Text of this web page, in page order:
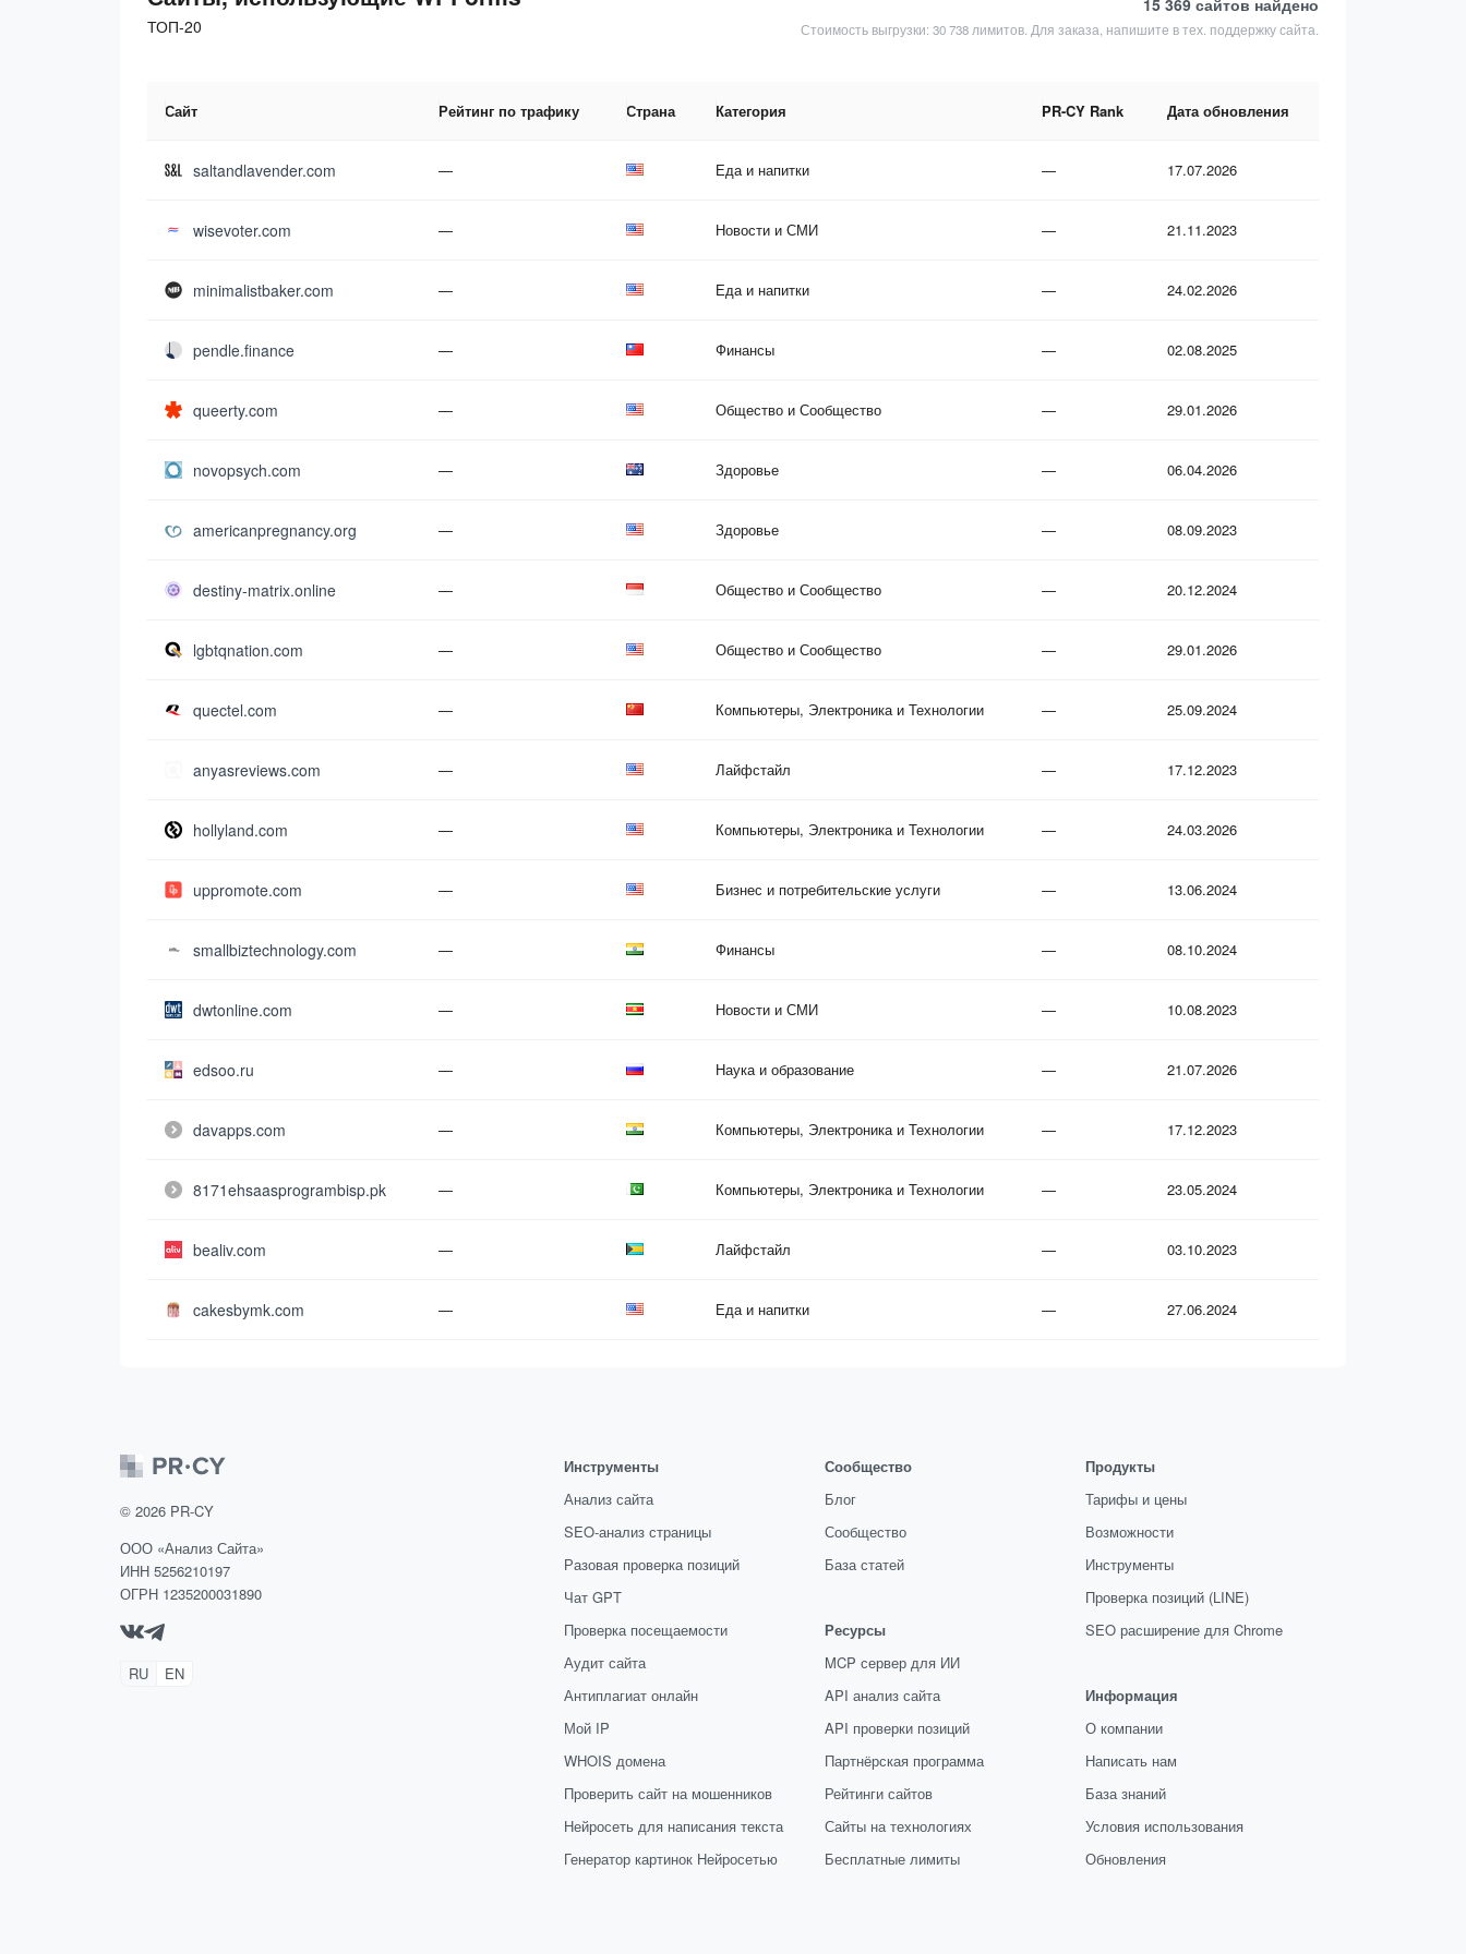
ТОП-20
15 369 сайтов найдено
Стоимость выгрузки: 30 738 лимитов. Для заказа, напишите в тех. поддержку сайта.
Сайт Рейтинг по трафику Страна Категория PR-CY Rank Дата обновления
saltandlavender.com — Еда и напитки — 17.07.2026
wisevoter.com — Новости и СМИ — 21.11.2023
minimalistbaker.com — Еда и напитки — 24.02.2026
pendle.finance — Финансы — 02.08.2025
queerty.com — Общество и Сообщество — 29.01.2026
novopsych.com — Здоровье — 06.04.2026
americanpregnancy.org — Здоровье — 08.09.2023
destiny-matrix.online — Общество и Сообщество — 20.12.2024
lgbtqnation.com — Общество и Сообщество — 29.01.2026
quectel.com — Компьютеры, Электроника и Технологии — 25.09.2024
anyasreviews.com — Лайфстайл — 17.12.2023
hollyland.com — Компьютеры, Электроника и Технологии — 24.03.2026
uppromote.com — Бизнес и потребительские услуги — 13.06.2024
smallbiztechnology.com — Финансы — 08.10.2024
dwtonline.com — Новости и СМИ — 10.08.2023
edsoo.ru — Наука и образование — 21.07.2026
davapps.com — Компьютеры, Электроника и Технологии — 17.12.2023
8171ehsaasprogrambisp.pk — Компьютеры, Электроника и Технологии — 23.05.2024
bealiv.com — Лайфстайл — 03.10.2023
cakesbymk.com — Еда и напитки — 27.06.2024
© 2026 PR-CY
ООО «Анализ Сайта»
ИНН 5256210197
ОГРН 1235200031890
RU EN
Инструменты
Анализ сайта
SEO-анализ страницы
Разовая проверка позиций
Чат GPT
Проверка посещаемости
Аудит сайта
Антиплагиат онлайн
Мой IP
WHOIS домена
Проверить сайт на мошенников
Нейросеть для написания текста
Генератор картинок Нейросетью
Сообщество
Блог
Сообщество
База статей
Ресурсы
MCP сервер для ИИ
API анализ сайта
API проверки позиций
Партнёрская программа
Рейтинги сайтов
Сайты на технологиях
Бесплатные лимиты
Продукты
Тарифы и цены
Возможности
Инструменты
Проверка позиций (LINE)
SEO расширение для Chrome
Информация
О компании
Написать нам
База знаний
Условия использования
Обновления